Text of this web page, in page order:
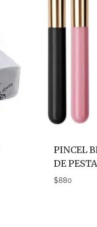
PINCEL
DE
$880